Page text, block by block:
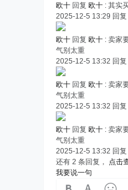
欧十 回复 欧十 : 其实
2025-12-5 13:29 回复
欧十 回复 欧十 : 卖家
气别太重
2025-12-5 13:32 回复
欧十 回复 欧十 : 卖家
气别太重
2025-12-5 13:32 回复
欧十 回复 欧十 : 卖家
气别太重
2025-12-5 13:32 回复
还有 2 条回复， 点击
我要说一句